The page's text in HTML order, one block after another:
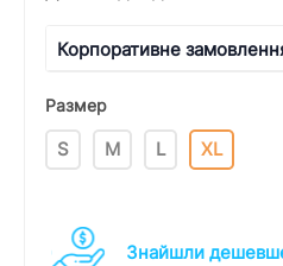
Корпоративне
Размер
S M L XL
Знайшли